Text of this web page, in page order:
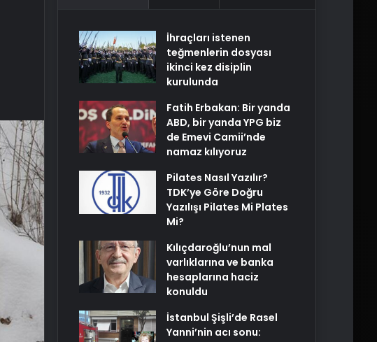
İhraçları istenen
teğmenlerin dosyası
ikinci kez disiplin
kurulunda
Fatih Erbakan: Bir yanda
ABD, bir yanda YPG biz
de Emevi Camii’nde
namaz kılıyoruz
Pilates Nasıl Yazılır?
TDK’ye Göre Doğru
Yazılışı Pilates Mi Plates
Mi?
Kılıçdaroğlu’nun mal
varlıklarına ve banka
hesaplarına haciz
konuldu
İstanbul Şişli’de Rasel
Yanni’nin acı sonu: